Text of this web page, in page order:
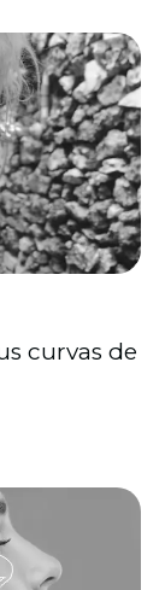
curvas de